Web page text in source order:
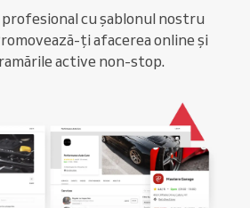
cu șablonul nostru
ți afacerea online și
active non-stop.